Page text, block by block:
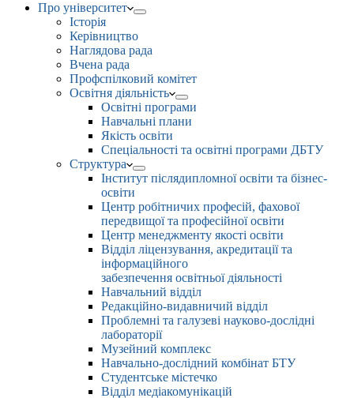
Про університет
Історія
Керівництво
Наглядова рада
Вчена рада
Профспілковий комітет
Освітня діяльність
Освітні програми
Навчальні плани
Якість освіти
Спеціальності та освітні програми ДБТУ
Структура
Інститут післядипломної освіти та бізнес-
освіти
Центр робітничих професій, фахової
передвищої та професійної освіти
Центр менеджменту якості освіти
Відділ ліцензування, акредитації та
інформаційного
забезпечення освітньої діяльності
Навчальний відділ
Редакційно-видавничий відділ
Проблемні та галузеві науково-дослідні
лабораторії
Музейний комплекс
Навчально-дослідний комбінат БТУ
Студентське містечко
Відділ медіакомунікацій